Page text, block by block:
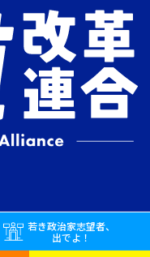
若き政治家志望者、
出でよ！